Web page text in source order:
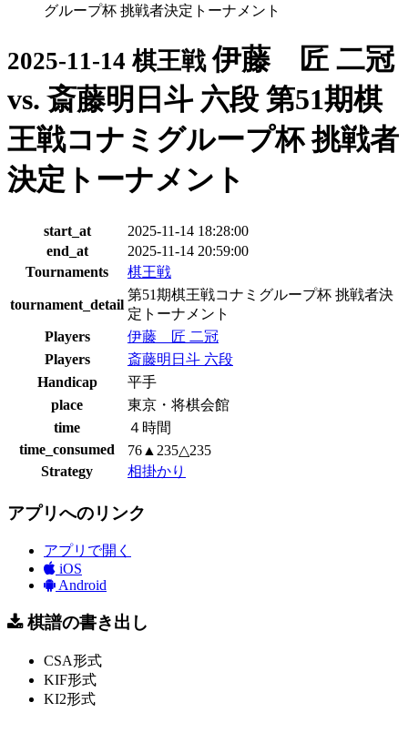
グループ杯 挑戦者決定トーナメント
2025-11-14 棋王戦伊藤 匠 二冠
vs. 斎藤明日斗 六段 第51期棋
王戦コナミグループ杯 挑戦者
決定トーナメント
start_at
2025-11-14 18:28:00
end_at
2025-11-14 20:59:00
Tournaments
棋王戦
tournament_detail
第51期棋王戦コナミグループ杯 挑戦者決
定トーナメント
Players
伊藤 匠 二冠
Players
斎藤明日斗 六段
Handicap
平手
place
東京・将棋会館
time
４時間
time_consumed
76▲235△235
Strategy
相掛かり
アプリへのリンク
アプリで開く
iOS
Android
棋譜の書き出し
CSA形式
KIF形式
KI2形式